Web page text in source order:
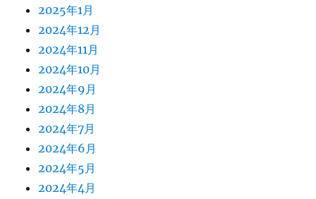
2025年1月
2024年12月
2024年11月
2024年10月
2024年9月
2024年8月
2024年7月
2024年6月
2024年5月
2024年4月